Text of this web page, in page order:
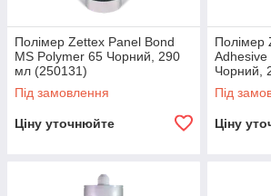
Зручна логістика
Якщо Ви проживаєте не за межами р.
компаніями Нова пошта або Делівері.
логістичних організацій розташовані
Полімер Zettex Panel Bond
MS Polymer 65 Чорний, 290
мл (250131)
Під замовлення
Ціну уточнюйте
Полімер
Adhesive
Чорний,
Під
Ціну